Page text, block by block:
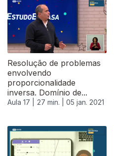
Resolução de problemas
envolvendo
proporcionalidade
inversa. Domínio de...
Aula 17 | 27 min. | 05 jan. 2021